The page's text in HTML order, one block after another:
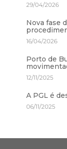
29/04/2026
Nova fase
16/04/2026
Porto de
12/11/2025
A PGL é
06/11/2025